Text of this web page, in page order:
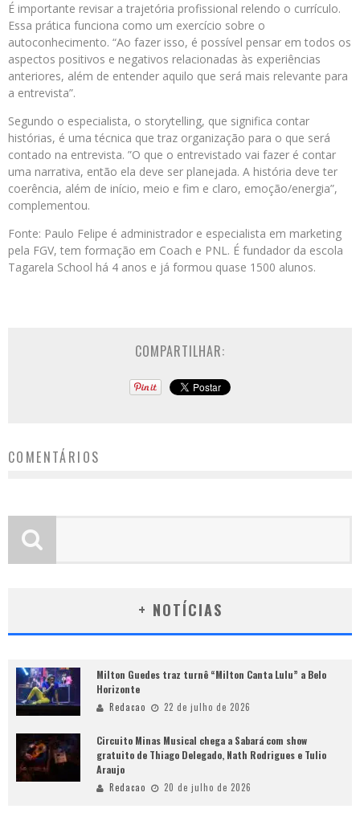
É importante revisar a trajetória profissional relendo o currículo.
Essa prática funciona como um exercício sobre o
autoconhecimento. “Ao fazer isso, é possível pensar em todos os
aspectos positivos e negativos relacionadas às experiências
anteriores, além de entender aquilo que será mais relevante para
a entrevista”.
Segundo o especialista, o storytelling, que significa contar
histórias, é uma técnica que traz organização para o que será
contado na entrevista. ”O que o entrevistado vai fazer é contar
uma narrativa, então ela deve ser planejada. A história deve ter
coerência, além de início, meio e fim e claro, emoção/energia”,
complementou.
Fonte: Paulo Felipe é administrador e especialista em marketing
pela FGV, tem formação em Coach e PNL. É fundador da escola
Tagarela School há 4 anos e já formou quase 1500 alunos.
COMPARTILHAR:
COMENTÁRIOS
+ NOTÍCIAS
Milton Guedes traz turnê “Milton Canta Lulu” a Belo
Horizonte
Redacao 22 de julho de 2026
Circuito Minas Musical chega a Sabará com show
gratuito de Thiago Delegado, Nath Rodrigues e Tulio
Araujo
Redacao 20 de julho de 2026